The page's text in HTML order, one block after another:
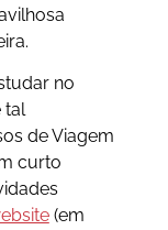
no
tal
de Viagem
curto
(em